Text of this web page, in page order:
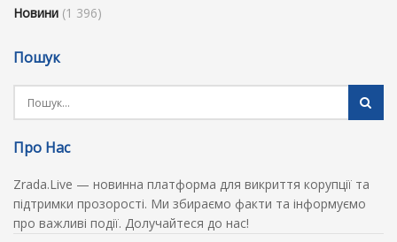
Новини (1 396)
Пошук
Про Нас
Zrada.Live — новинна платформа для викриття корупції та
підтримки прозорості. Ми збираємо факти та інформуємо
про важливі події. Долучайтеся до нас!